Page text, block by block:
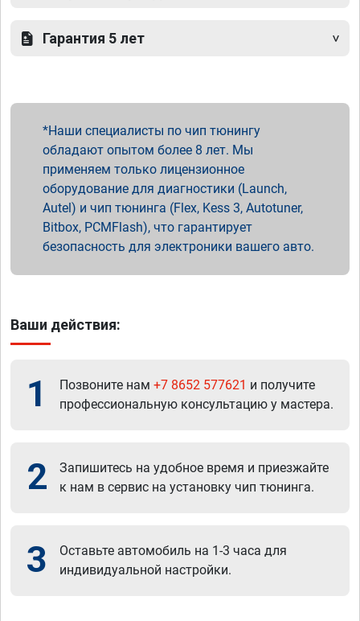
Гарантия 5 лет
Наши специалисты по чип тюнингу
обладают опытом более 8 лет. Мы
применяем только лицензионное
оборудование для диагностики (Launch,
Autel) и чип тюнинга (Flex, Kess 3, Autotuner,
Bitbox, PCMFlash), что гарантирует
безопасность для электроники вашего авто.
Ваши действия:
1 Позвоните нам +7 8652 577621 и получите
профессиональную консультацию у мастера.
2
Запишитесь на удобное время и приезжайте
к нам в сервис на установку чип тюнинга.
3
Оставьте автомобиль на 1-3 часа для
индивидуальной настройки.